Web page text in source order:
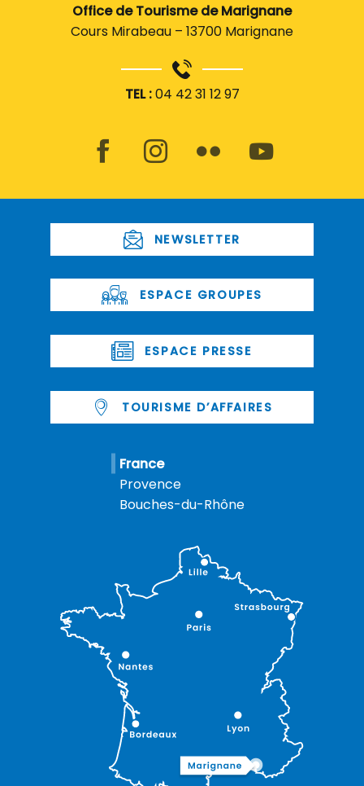
Office de Tourisme de Marignane
Cours Mirabeau – 13700 Marignane
TEL :04 42 31 12 97
NEWSLETTER
ESPACE GROUPES
ESPACE PRESSE
TOURISME D’AFFAIRES
France
Provence
Bouches-du-Rhône